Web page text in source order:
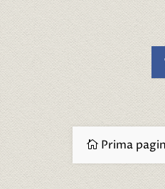
Prima